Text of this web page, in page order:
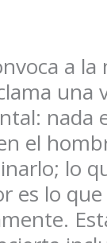
a
una
nada
el
lo
es lo